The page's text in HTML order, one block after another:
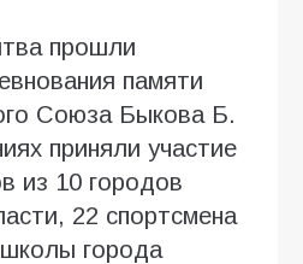
прошли
памяти
Союза Быкова Б.
приняли участие
из 10 городов
22 спортсмена
города